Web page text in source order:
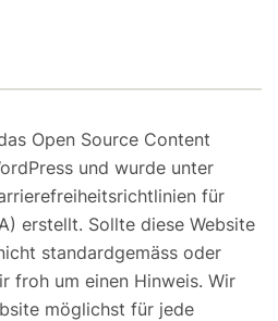
Open Source Content
und wurde unter
für
erstellt. Sollte diese Website
standardgemäss oder
froh um einen Hinweis. Wir
möglichst für jede